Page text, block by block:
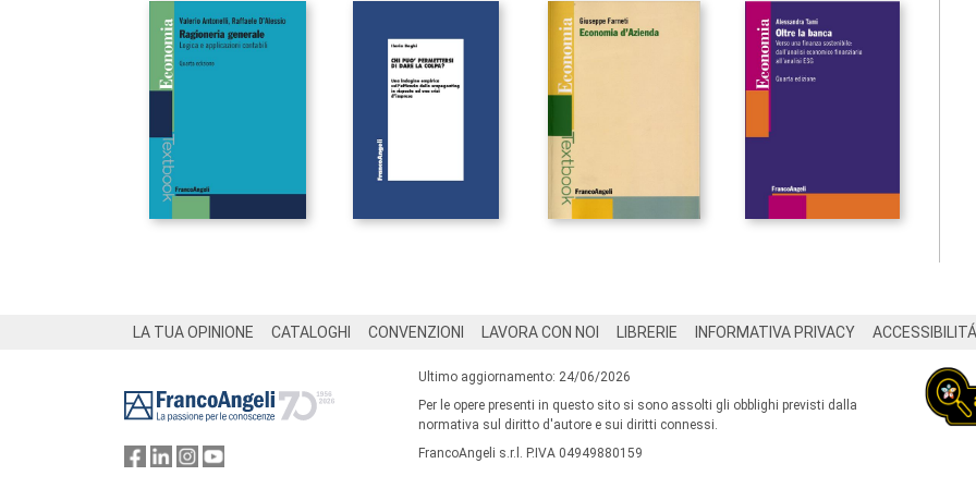
LA TUA OPINIONE CATALOGHI CONVENZIONI LAVORA CON NOI LIBRERIE INFORMATIVA PRIVACY ACCESSIBILITÁ
Ultimo aggiornamento: 24/06/2026
Per le opere presenti in questo sito si sono assolti gli obblighi previsti dalla
normativa sul diritto d'autore e sui diritti connessi.
FrancoAngeli s.r.l. P.IVA 04949880159